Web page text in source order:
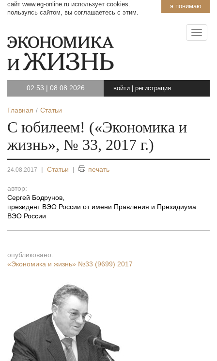
я понимаю
сайт www.eg-online.ru использует cookies.
пользуясь сайтом, вы соглашаетесь с этим.
02:53 | 08.08.2026 войти регистрация
Главная Статьи
С юбилеем! («Экономика и
жизнь», № 33, 2017 г.)
24.08.2017 | Статьи | печать
автор:
Сергей Бодрунов
президент ВЭО России от имени Правления и Президиума
ВЭО России
опубликовано:
«Экономика и жизнь» №33 (9699) 2017